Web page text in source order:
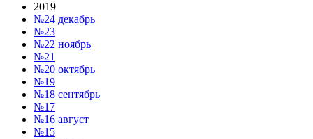
2019
№24 декабрь
№23
№22 ноябрь
№21
№20 октябрь
№19
№18 сентябрь
№17
№16 август
№15